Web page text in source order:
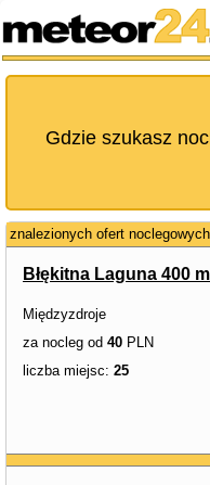
Gdzie szukasz
znalezionych ofert
Błękitna Laguna 400
Międzyzdroje
za nocleg od 40 PLN
liczba miejsc: 25